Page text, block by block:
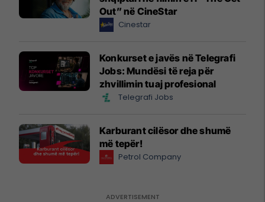
Out” në CineStar
Cinestar
Konkurset e javës në Telegrafi
Jobs: Mundësi të reja për
zhvillimin tuaj profesional
Telegrafi Jobs
Karburant cilësor dhe shumë
më tepër!
Petrol Company